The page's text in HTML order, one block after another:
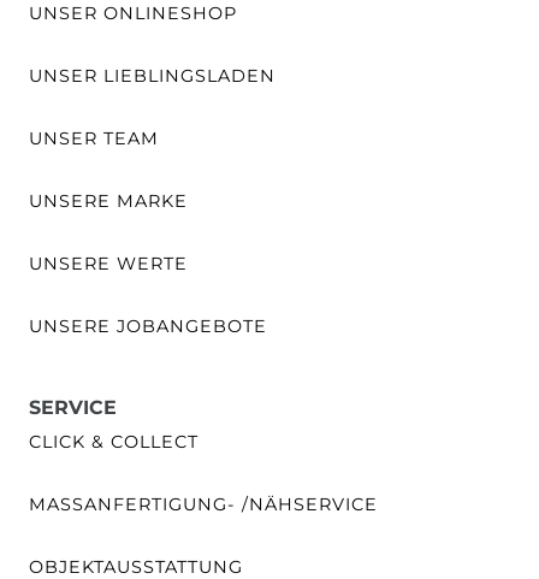
UNSER ONLINESHOP
UNSER LIEBLINGSLADEN
UNSER TEAM
UNSERE MARKE
UNSERE WERTE
UNSERE JOBANGEBOTE
SERVICE
CLICK & COLLECT
MASSANFERTIGUNG- /NÄHSERVICE
OBJEKTAUSSTATTUNG